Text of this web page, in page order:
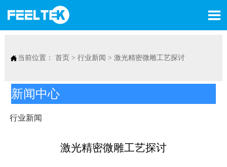

 当前位置： 首页 > 行业新闻 > 激光精密微雕工艺探讨
新闻中心
行业新闻
激光精密微雕工艺探讨